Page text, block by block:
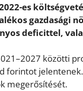
es
gazdasági
deficittel,
közötti
forintot
megerősítését.